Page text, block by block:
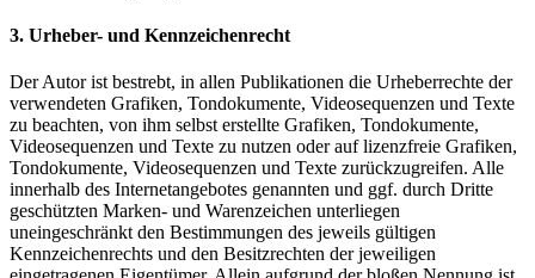
3. Urheber- und Kennzeichenrecht
Der Autor ist bestrebt, in allen Publikationen die Urheberrechte der
verwendeten Grafiken, Tondokumente, Videosequenzen und Texte
zu beachten, von ihm selbst erstellte Grafiken, Tondokumente,
Videosequenzen und Texte zu nutzen oder auf lizenzfreie Grafiken,
Tondokumente, Videosequenzen und Texte zurückzugreifen. Alle
innerhalb des Internetangebotes genannten und ggf. durch Dritte
geschützten Marken- und Warenzeichen unterliegen
uneingeschränkt den Bestimmungen des jeweils gültigen
Kennzeichenrechts und den Besitzrechten der jeweiligen